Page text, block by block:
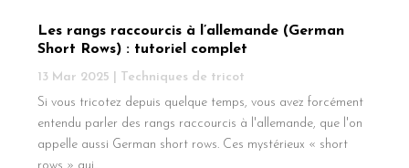
Les rangs raccourcis à l’allemande (German
Short Rows) : tutoriel complet
13 Mar 2025
Techniques de tricot
Si vous tricotez depuis quelque temps, vous avez forcément
entendu parler des rangs raccourcis à l'allemande, que l'on
appelle aussi German short rows. Ces mystérieux « short